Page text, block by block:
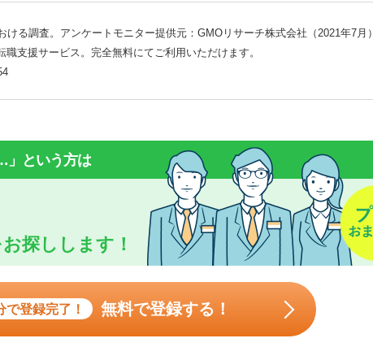
る調査。アンケートモニター提供元：GMOリサーチ株式会社（2021年7月）
職支援サービス。完全無料にてご利用いただけます。
」という方は
探しします！
で登録完了！ 無料で登録する！